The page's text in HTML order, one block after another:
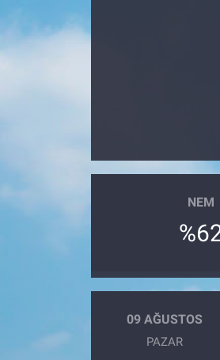
NEM
09 AĞUSTOS
PAZAR